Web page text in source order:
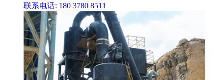
联系电话: 180 3780 8511